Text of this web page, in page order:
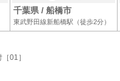
千葉県 / 船橋市
東武野田線新船橋駅（徒歩2分）
01］